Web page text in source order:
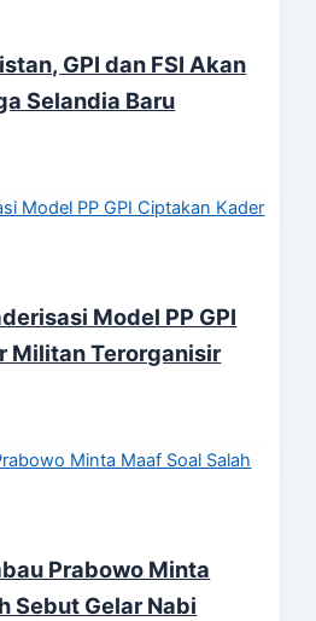
GPI dan FSI Akan
Selandia Baru
Model PP GPI
Militan Terorganisir
Prabowo Minta
Sebut Gelar Nabi